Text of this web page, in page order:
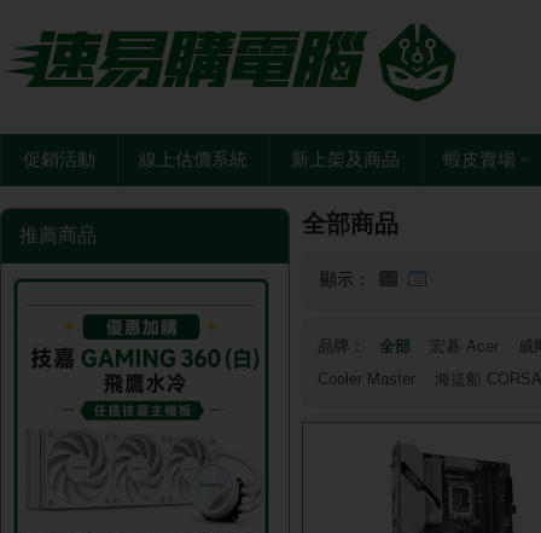
促銷活動 線上估價系統 新上架及商品 蝦皮賣場
推薦商品 全部商品
顯示：
品牌： 全部 宏碁 Acer
威
Cooler Master
海盜船